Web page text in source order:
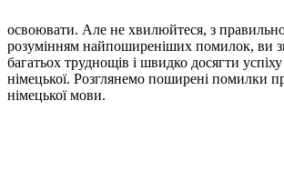
освоювати. Але не хвилюйтеся, з
розумінням найпоширеніших помилок, ви
багатьох труднощів і швидко досягти
німецької. Розглянемо поширені помилки
німецької мови.